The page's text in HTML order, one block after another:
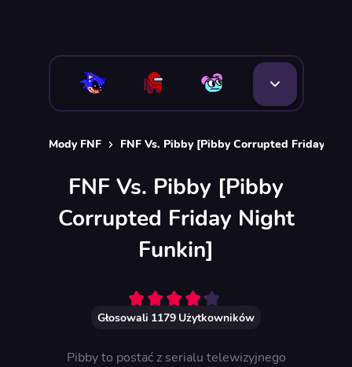
Mody FNF FNF Vs. Pibby [Pibby Corrupted Friday
FNF Vs. Pibby [Pibby
Corrupted Friday Night
Funkin]
Głosowali 1179 Użytkowników
Pibby to postać z serialu telewizyjnego